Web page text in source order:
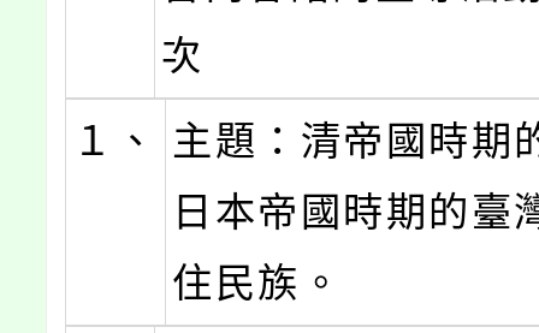
次
１、
主題：清帝國時期
日本帝國時期的臺
住民族。